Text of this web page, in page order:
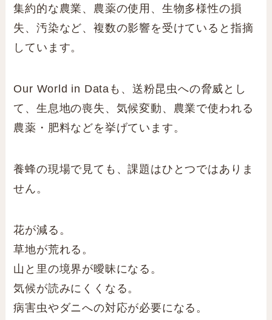
集約的な農業、農薬の使用、生物多様性の損
失、汚染など、複数の影響を受けていると指摘
しています。
Our World in Dataも、送粉昆虫への脅威とし
て、生息地の喪失、気候変動、農業で使われる
農薬・肥料などを挙げています。
養蜂の現場で見ても、課題はひとつではありま
せん。
花が減る。
草地が荒れる。
山と里の境界が曖昧になる。
気候が読みにくくなる。
病害虫やダニへの対応が必要になる。